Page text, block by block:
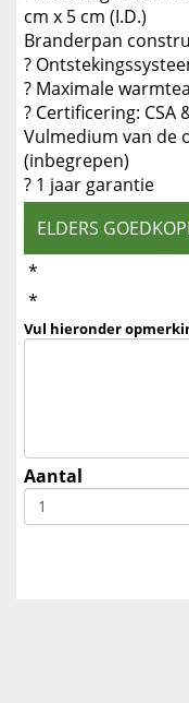
cm x 5 cm (I.D.)
Branderpan
?
? Maximale
? Certificering: CSA
Vulmedium van de
(inbegrepen)
? 1 jaar garantie
ELDERS
*
*
Vul hieronder
Aantal